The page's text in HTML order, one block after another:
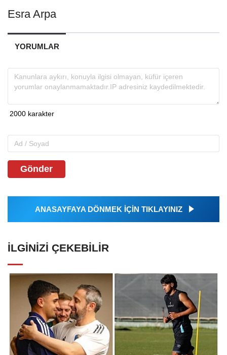
Esra Arpa
YORUMLAR
Gönder
ANASAYFAYA DÖNMEK İÇİN TIKLAYINIZ
İLGINIZI ÇEKEBILIR